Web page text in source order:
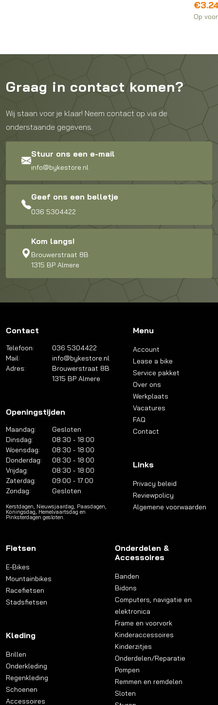
prijs
€
prijs
Op
Graag in contact komen?
Wij staan voor je klaar! Neem contact op via de
onderstaande gegevens.
Stuur ons een e-mail
info@bykestore.nl
Geef ons een belletje
036 5304422
Kom langs!
Brouwerstraat 8B
1315 BP Almere
Contact
Telefoon:
036 5304422
Mail:
info@bykestore.nl
Adres:
Brouwerstraat 8B
1315 BP Almere
Openingstijden
Maandag:
Gesloten
Dinsdag:
08:30 - 18:00
Woensdag:
08:30 - 18:00
Donderdag:
08:30 - 18:00
Vrijdag:
08:30 - 18:00
Zaterdag:
09:00 - 17:00
Zondag:
Gesloten
Kerstdagen, Nieuwsjaardag, Paasdagen,
Koningsdag, Hemelvaartsdag en
Pinksterdagen gesloten.
Menu
Account
Lease a bike
Service pakket
Over ons
Werkplaats
Vacatures
FAQ
Contact
Links
Privacy beleid
Reviewpolicy
Algemene voorwaarden
Fietsen
E-Bikes
Mountainbikes
Racefietsen
Stadsfietsen
Kleding
Brillen
Onderkleding
Regenkleding
Schoenen
Accessoires
Onderdelen &
Accessoires
Banden
Bidons
Computers, navigatie en
elektronica
Frame en voorvork
Kinderaccessoires
Kinderzitjes
Onderdelen/Reparatie
Pompen
Remmen en remdelen
Sloten